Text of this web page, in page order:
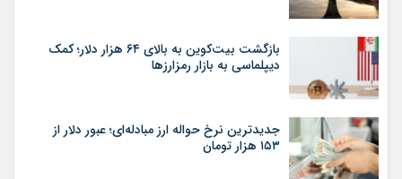
بازگشت بیت‌کوین به بالای ۶۴ هزار دلار؛ کمک
دیپلماسی به بازار رمزارزها
جدیدترین نرخ حواله ارز مبادله‌ای؛ عبور دلار از
۱۵۳ هزار تومان